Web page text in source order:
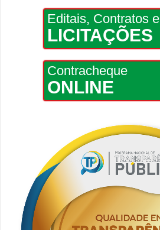
Editais, Contratos e
LICITAÇÕES
Contracheque
ONLINE